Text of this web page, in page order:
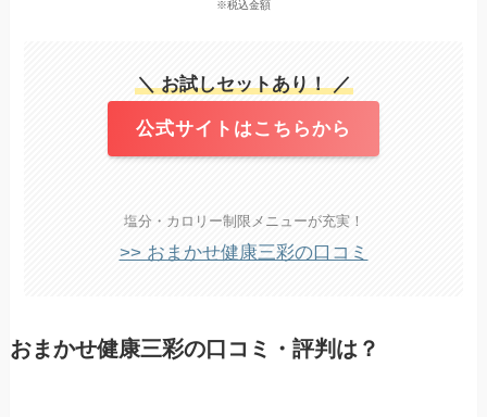
※税込金額
＼ お試しセットあり！ ／
公式サイトはこちらから
塩分・カロリー制限メニューが充実！
>> おまかせ健康三彩の口コミ
おまかせ健康三彩の口コミ・評判は？